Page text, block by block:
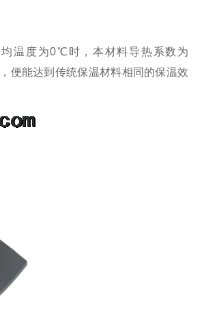
温度为0℃时，本材料导热系数为
便能达到传统保温材料相同的保温效